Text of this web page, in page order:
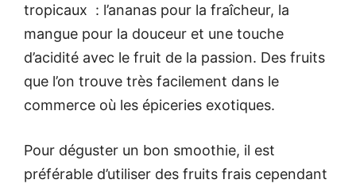
tropicaux : l’ananas pour la fraîcheur, la
mangue pour la douceur et une touche
d’acidité avec le fruit de la passion. Des fruits
que l’on trouve très facilement dans le
commerce où les épiceries exotiques.
Pour déguster un bon smoothie, il est
préférable d’utiliser des fruits frais cependant